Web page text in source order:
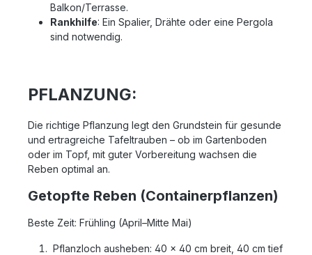
Balkon/Terrasse.
Rankhilfe: Ein Spalier, Drähte oder eine Pergola
sind notwendig.
PFLANZUNG:
Die richtige Pflanzung legt den Grundstein für gesunde
und ertragreiche Tafeltrauben – ob im Gartenboden
oder im Topf, mit guter Vorbereitung wachsen die
Reben optimal an.
Getopfte Reben (Containerpflanzen)
Beste Zeit: Frühling (April–Mitte Mai)
Pflanzloch ausheben: 40 x 40 cm breit, 40 cm tief